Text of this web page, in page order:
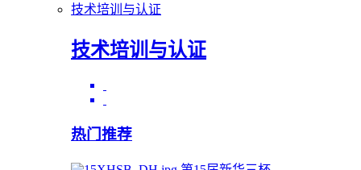
技术培训与认证
技术培训与认证
热门推荐